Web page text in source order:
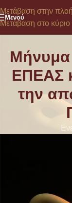
Μετάβαση στην
Μετάβαση στο κύριο
Μενού
Μήνυμα
ΕΠΕΑΣ
την